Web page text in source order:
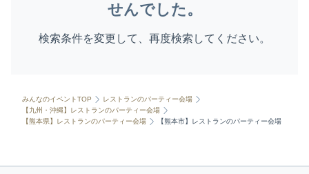
せんでした。
検索条件を変更して、再度検索してください。
みんなのイベントTOP
レストランのパーティー会場
【九州・沖縄】レストランのパーティー会場
【熊本県】レストランのパーティー会場
【熊本市】レストランのパーティー会場